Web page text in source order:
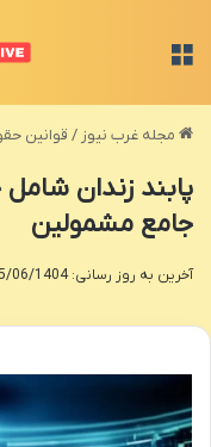
مجله غرب نیوز / قوانین
پابند زندان
جامع مشمولین
آخرین به روز رسانی: 15/06/1404